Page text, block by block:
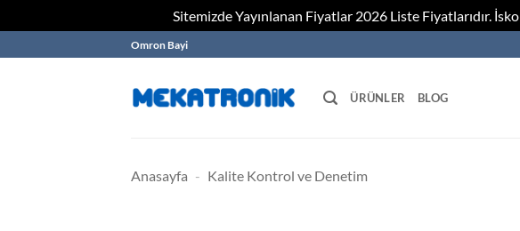
Sitemizde Yayınlanan Fiyatlar 2026 Liste Fiyatlarıdır.
to
Omron Bayi
ÜRÜNLER BLOG
Anasayfa - Kalite Kontrol ve Denetim